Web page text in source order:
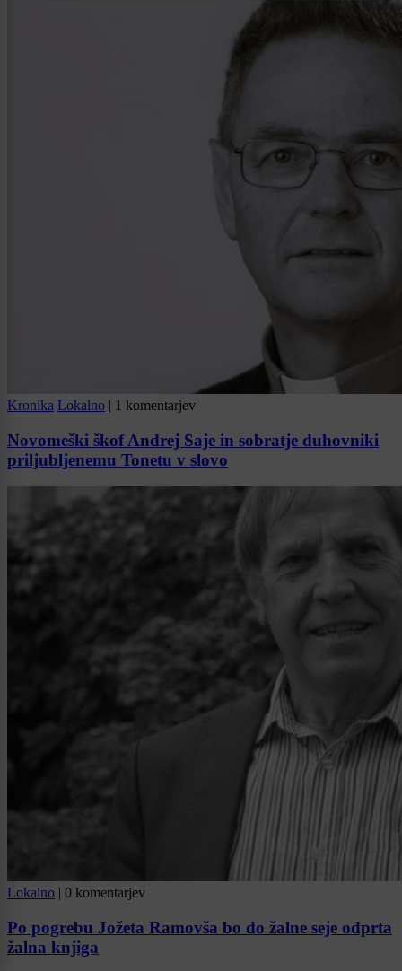
Kronika Lokalno | 1 komentarjev
Novomeški škof Andrej Saje in sobratje duhovniki
priljubljenemu Tonetu v slovo
Lokalno | 0 komentarjev
Po pogrebu Jožeta Ramovša bo do žalne seje odprta
žalna knjiga